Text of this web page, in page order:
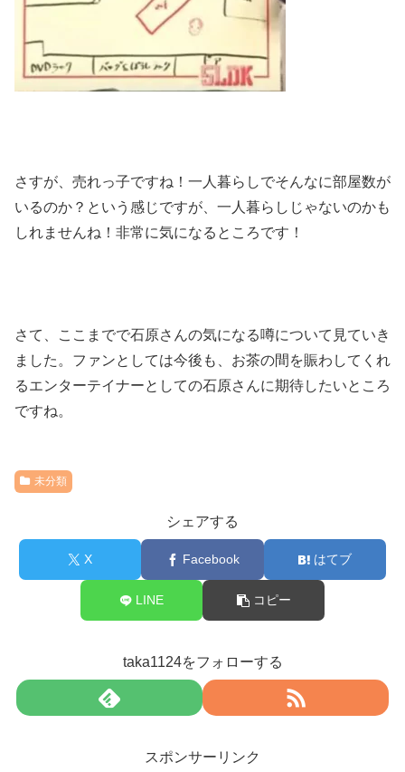
さすが、売れっ子ですね！一人暮らしでそんなに部屋数が
いるのか？という感じですが、一人暮らしじゃないのかも
しれませんね！非常に気になるところです！
さて、ここまでで石原さんの気になる噂について見ていき
ました。ファンとしては今後も、お茶の間を賑わしてくれ
るエンターテイナーとしての石原さんに期待したいところ
ですね。
未分類
シェアする
X Facebook はてブ
LINE コピー
taka1124をフォローする
スポンサーリンク